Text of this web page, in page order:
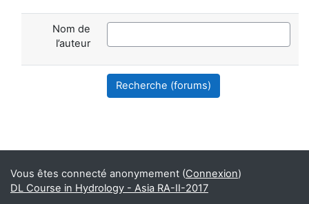
Nom de
l’auteur
Recherche (forums)
Blocs supplémentaires
Vous êtes connecté anonymement (Connexion)
DL Course in Hydrology - Asia RA-II-2017